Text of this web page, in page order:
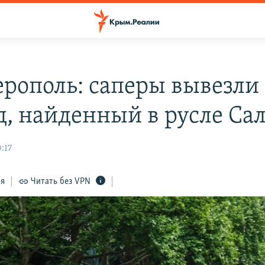
саперы вывезли
найденный в русле
Читать без VPN